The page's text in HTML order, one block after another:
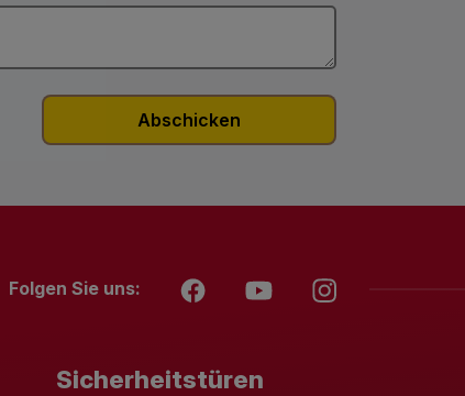
Folgen Sie uns:
Sicherheitstüren